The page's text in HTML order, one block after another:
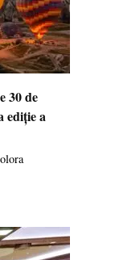
30 de
ediție a